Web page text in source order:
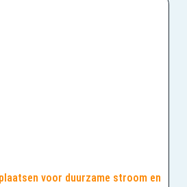
voor duurzame stroom en